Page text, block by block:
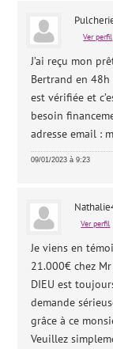
Ver perfil
J’ai reçu mon
Bertrand en 48h
est vérifiée et
besoin
adresse email :
09/01/2023 à 9:23
Ver perfil
Je viens en
21.000€ chez
DIEU est
demande
grâce à ce
Veuillez